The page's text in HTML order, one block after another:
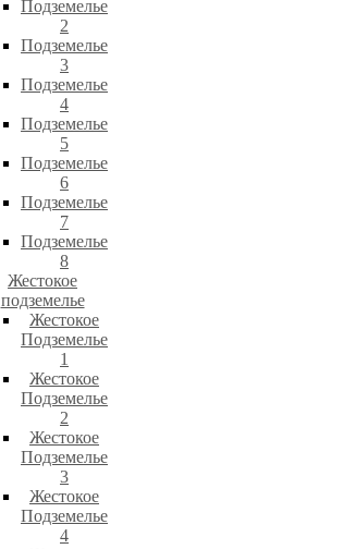
Подземелье
2
Подземелье
3
Подземелье
4
Подземелье
5
Подземелье
6
Подземелье
7
Подземелье
8
Жестокое
подземелье
Жестокое
Подземелье
1
Жестокое
Подземелье
2
Жестокое
Подземелье
3
Жестокое
Подземелье
4